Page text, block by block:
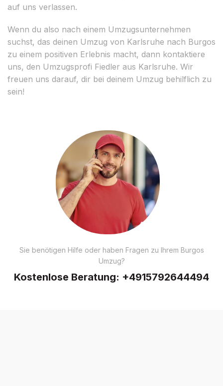
auf uns verlassen.
Wenn du also nach einem Umzugsunternehmen
suchst, das deinen Umzug von Karlsruhe nach Burgos
zu einem positiven Erlebnis macht, dann kontaktiere
uns, den Umzugsprofi Fiedler aus Karlsruhe. Wir
freuen uns darauf, dir bei deinem Umzug behilflich zu
sein!
Sie benötigen Hilfe oder haben Fragen zu Ihrem Burgos
Umzug?
Kostenlose Beratung: +4915792644494